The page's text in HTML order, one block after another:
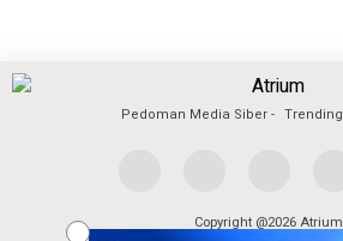
Pedoman Media Siber Trending
Copyright @2026 Atrium